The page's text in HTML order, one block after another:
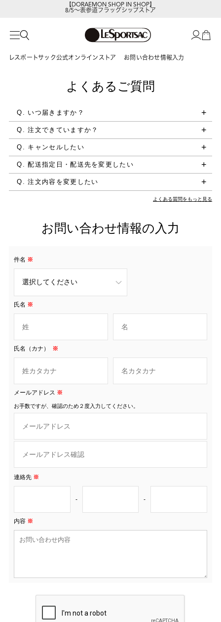
【DORAEMON SHOP IN SHOP】
8/5～表参道フラッグシップストア
レスポートサック公式オンラインストア お問い合わせ情報入力
よくあるご質問
Q. いつ届きますか？
Q. 注文できていますか？
Q. キャンセルしたい
Q. 配送指定日・配送先を変更したい
Q. 注文内容を変更したい
よくある質問をもっと見る
お問い合わせ情報の入力
件名 ※
氏名 ※
氏名（カナ） ※
メールアドレス ※
お手数ですが、確認のため２度入力してください。
連絡先 ※
- -
内容 ※